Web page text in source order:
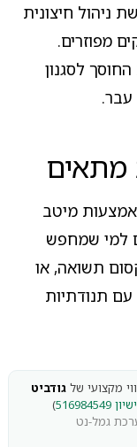
ניהול חיצונית
מפוזרים.
לסגנון
עבר.
מתאים
מיטב
למי שמחפש
תשואה, או
עם תנודתיות
מקצועי של גודביט
516984549
)
על מערכת גמל-נט